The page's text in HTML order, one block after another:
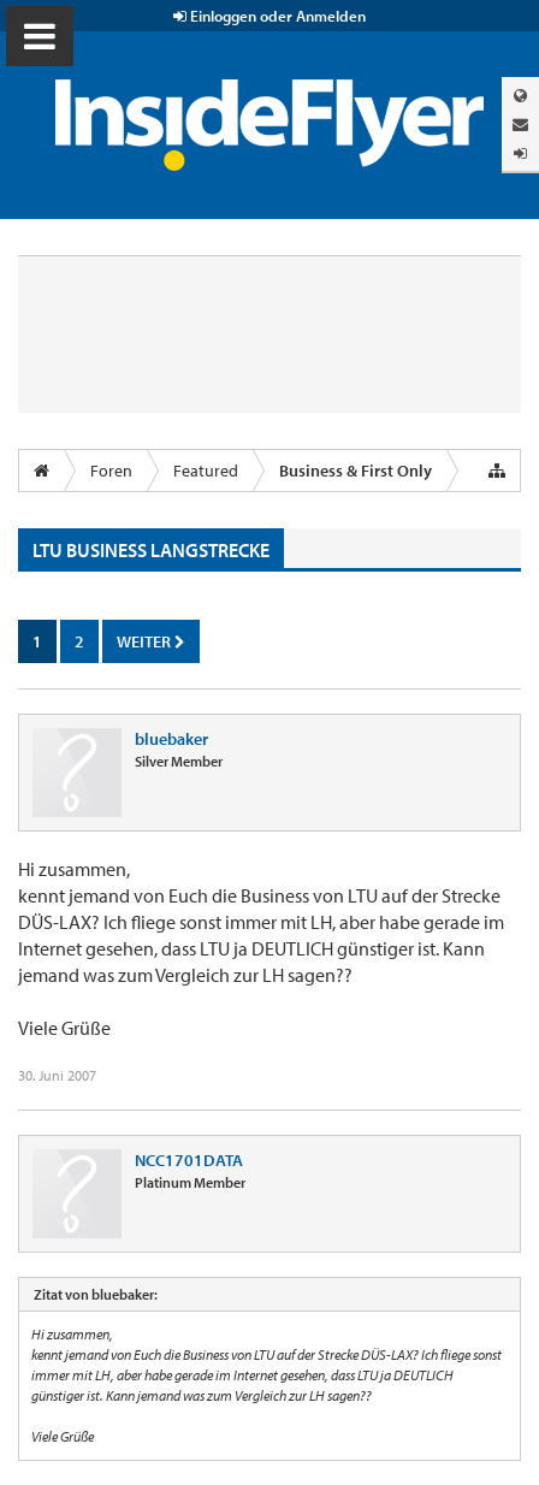
Einloggen oder Anmelden
Foren Featured Business & First Only
LTU BUSINESS LANGSTRECKE
1 2 WEITER
bluebaker
Silver Member
Hi zusammen,
kennt jemand von Euch die Business von LTU auf der Strecke
DÜS-LAX? Ich fliege sonst immer mit LH, aber habe gerade im
Internet gesehen, dass LTU ja DEUTLICH günstiger ist. Kann
jemand was zum Vergleich zur LH sagen??
Viele Grüße
30. Juni 2007
NCC1701DATA
Platinum Member
Zitat von bluebaker:
Hi zusammen,
kennt jemand von Euch die Business von LTU auf der Strecke DÜS-LAX? Ich fliege sonst
immer mit LH, aber habe gerade im Internet gesehen, dass LTU ja DEUTLICH
günstiger ist. Kann jemand was zum Vergleich zur LH sagen??
Viele Grüße